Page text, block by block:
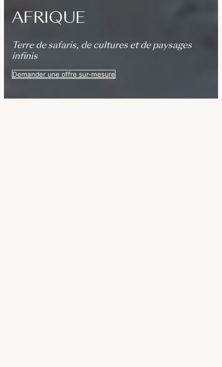
AFRIQUE
Terre de safaris, de cultures et de paysages
infinis
Demander une offre sur-mesure